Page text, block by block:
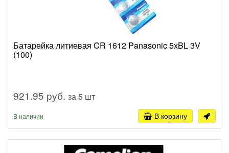
Батарейка литиевая CR 1612 Panasonic 5xBL 3V
(100)
921.95 руб. за 5 шт
В наличии В корзину